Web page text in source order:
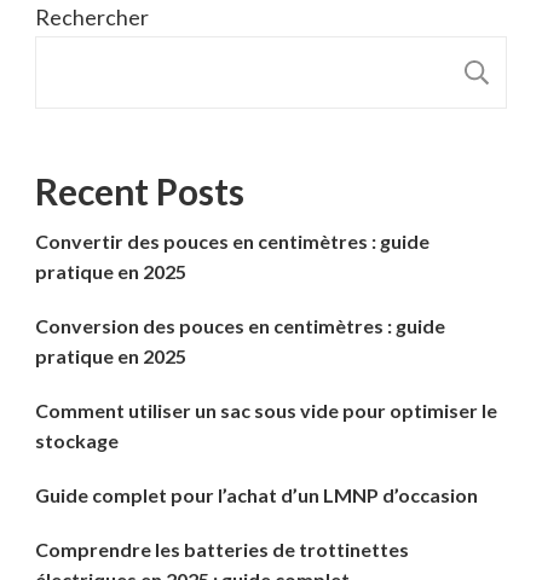
Rechercher
Recent Posts
Convertir des pouces en centimètres : guide
pratique en 2025
Conversion des pouces en centimètres : guide
pratique en 2025
Comment utiliser un sac sous vide pour optimiser le
stockage
Guide complet pour l’achat d’un LMNP d’occasion
Comprendre les batteries de trottinettes